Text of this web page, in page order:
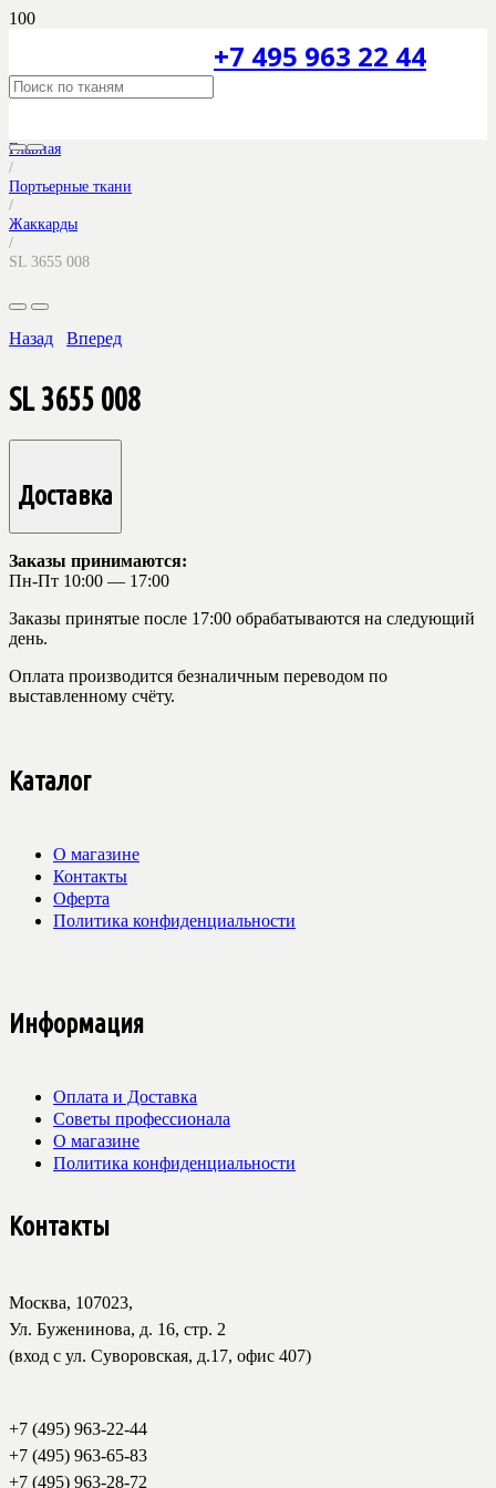
+7 495 963 22 44
Главная
/
Портьерные ткани
/
Жаккарды
/
SL 3655 008
Назад Вперед
SL 3655 008
Доставка
Заказы принимаются:
Пн-Пт 10:00 — 17:00
Заказы принятые после 17:00 обрабатываются на следующий
день.
Оплата производится безналичным переводом по
выставленному счёту.
Каталог
О магазине
Контакты
Оферта
Политика конфиденциальности
Информация
Оплата и Доставка
Советы профессионала
О магазине
Политика конфиденциальности
Контакты
Москва, 107023,
Ул. Буженинова, д. 16, стр. 2
(вход с ул. Суворовская, д.17, офис 407)
+7 (495) 963-22-44
+7 (495) 963-65-83
+7 (495) 963-28-72